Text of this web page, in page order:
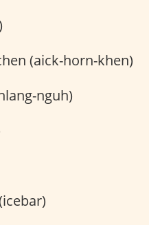
(aick-horn-khen)
nguh)